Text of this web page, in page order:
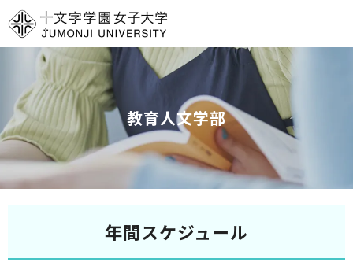
ロ
ナ
ビ
ゲ
ー
ン
文
ー
ビ
ゲ
ー
シ
へ
ッ
教育人文学部
年間スケジュール